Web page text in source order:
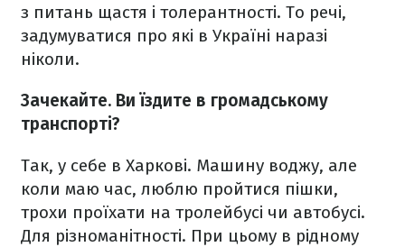
з питань щастя і толерантності. То речі,
задумуватися про які в Україні наразі
ніколи.
Зачекайте. Ви їздите в громадському
транспорті?
Так, у себе в Харкові. Машину воджу, але
коли маю час, люблю пройтися пішки,
трохи проїхати на тролейбусі чи автобусі.
Для різноманітності. При цьому в рідному